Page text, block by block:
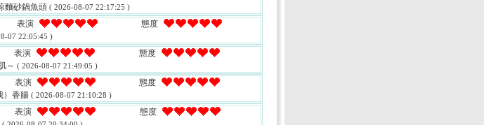
麵砂鍋魚頭 ( 2026-08-07 22:17:25 )
表演 態度
07 22:05:45 )
表演 態度
～ ( 2026-08-07 21:49:05 )
表演 態度
）香腸 ( 2026-08-07 21:10:28 )
表演 態度